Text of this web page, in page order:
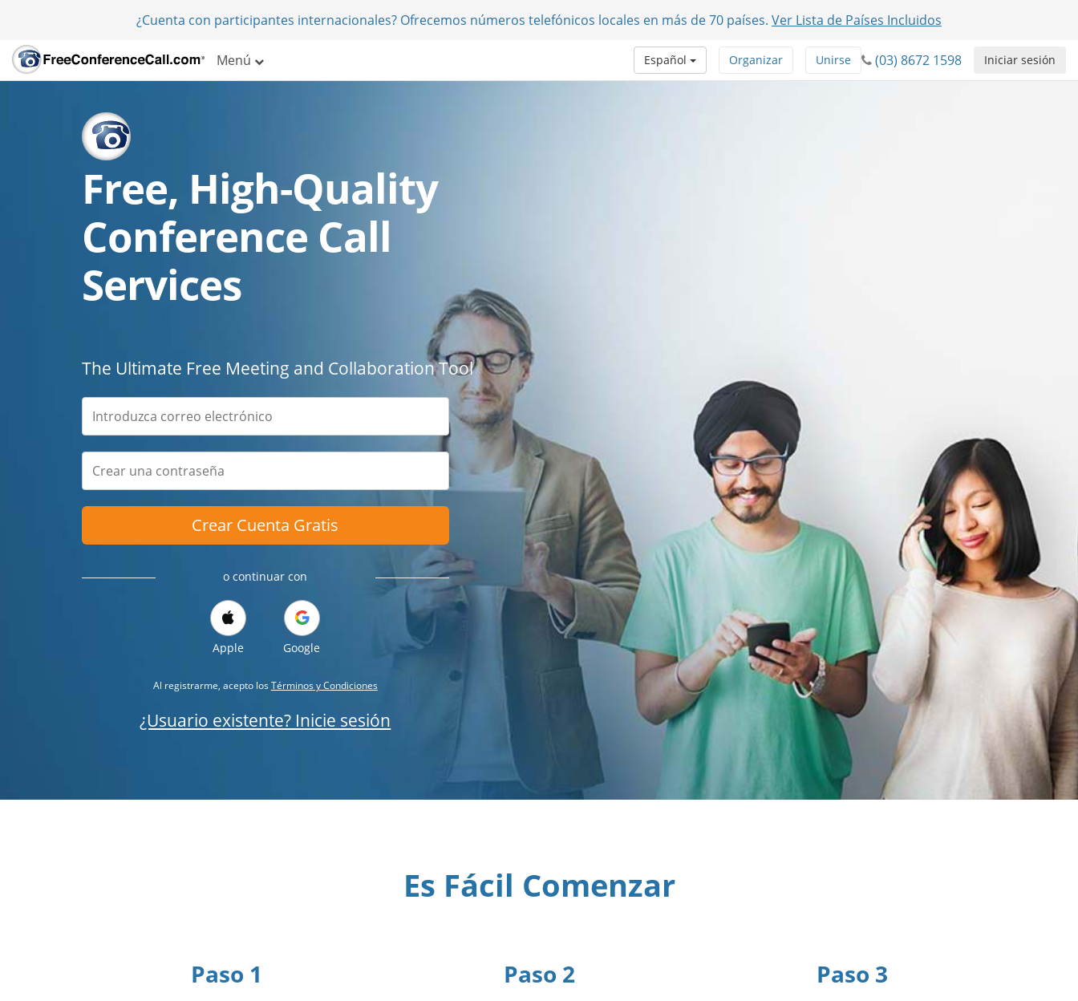
¿Cuenta con participantes internacionales? Ofrecemos números telefónicos locales en más de 70 países. Ver Lista de Países Incluidos
Menú Iniciar sesión
(03) 8672 1598
Unirse
Organizar
Español
Free, High-Quality
Conference Call
Services
The Ultimate Free Meeting and Collaboration Tool
Crear Cuenta Gratis
o continuar con
Apple Google
Al registrarme, acepto los Términos y Condiciones
¿Usuario existente? Inicie sesión
Es Fácil Comenzar
Paso 1 Paso 2 Paso 3